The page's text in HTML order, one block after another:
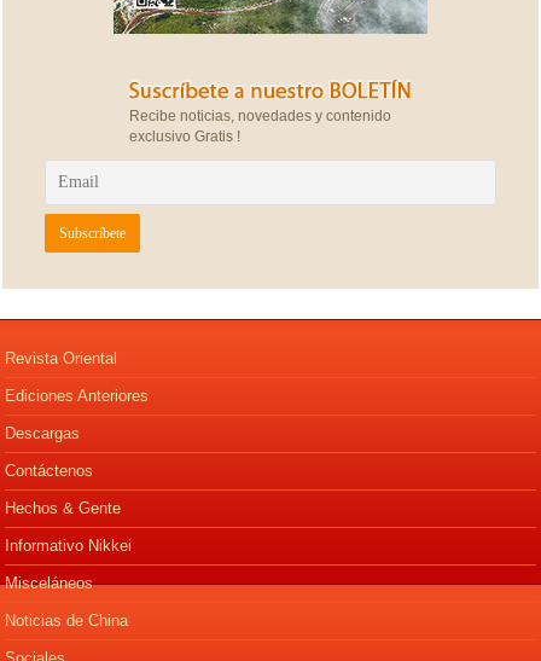
Recibe noticias, novedades y contenido
exclusivo Gratis !
Revista Oriental
Ediciones Anteriores
Descargas
Contáctenos
Hechos & Gente
Informativo Nikkei
Misceláneos
Noticias de China